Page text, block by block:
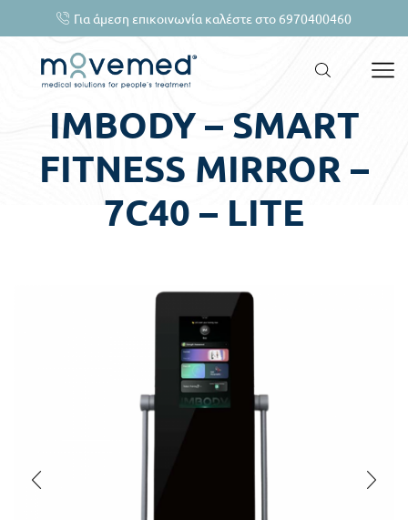
Για άμεση επικοινωνία καλέστε στο 6970400460
IMBODY – SMART
FITNESS MIRROR –
7C40 – LITE